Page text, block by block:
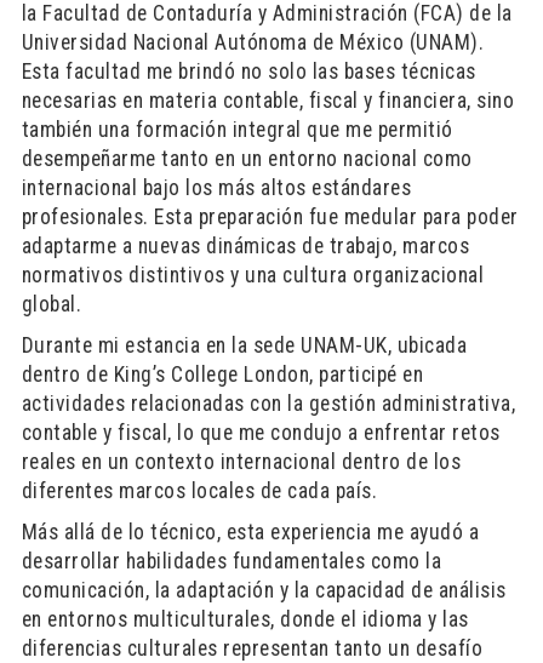
la Facultad de Contaduría y Administración (FCA) de la
Universidad Nacional Autónoma de México (UNAM).
Esta facultad me brindó no solo las bases técnicas
necesarias en materia contable, fiscal y financiera, sino
también una formación integral que me permitió
desempeñarme tanto en un entorno nacional como
internacional bajo los más altos estándares
profesionales. Esta preparación fue medular para poder
adaptarme a nuevas dinámicas de trabajo, marcos
normativos distintivos y una cultura organizacional
global.
Durante mi estancia en la sede UNAM-UK, ubicada
dentro de King’s College London, participé en
actividades relacionadas con la gestión administrativa,
contable y fiscal, lo que me condujo a enfrentar retos
reales en un contexto internacional dentro de los
diferentes marcos locales de cada país.
Más allá de lo técnico, esta experiencia me ayudó a
desarrollar habilidades fundamentales como la
comunicación, la adaptación y la capacidad de análisis
en entornos multiculturales, donde el idioma y las
diferencias culturales representan tanto un desafío